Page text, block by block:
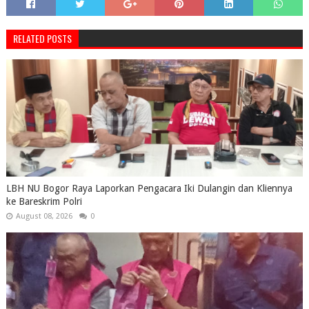
RELATED POSTS
LBH NU Bogor Raya Laporkan Pengacara Iki Dulangin dan Kliennya
ke Bareskrim Polri
August 08, 2026 0